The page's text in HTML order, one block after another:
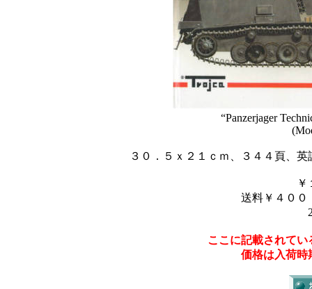
“Panzerjager
３０．５ｘ２１ｃｍ、３４４頁、
送料￥４００
ここに記載されて
価格は入荷時